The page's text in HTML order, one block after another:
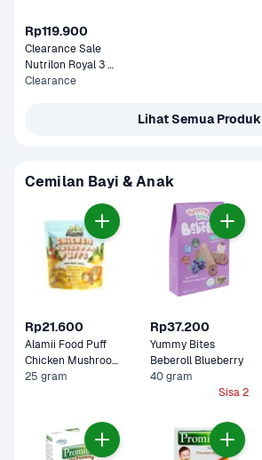
Rp119.900
Clearance Sale
Nutrilon Royal 3
Susu Pertumbuhan
Clearance
Lihat Semua Produk
Cemilan Bayi & Anak
Rp21.600
Alamii Food Puff
Chicken Mushroom
Cemilan Bayi
25 gram
Rp37.200
Yummy Bites
Beberoll Blueberry
40 gram
Sisa 2